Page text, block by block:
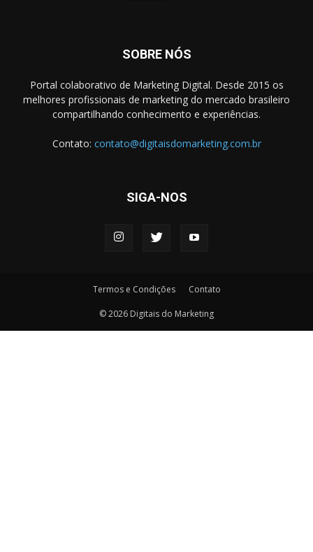
SOBRE NÓS
Portal colaborativo de Marketing Digital. Desde 2015 os
melhores profissionais de marketing do mercado brasileiro
compartilhando conhecimento e experiências.
Contato: contato@digitaisdomarketing.com.br
SIGA-NOS
Termos e Condições Contato
© 2026 Digitais do Marketing